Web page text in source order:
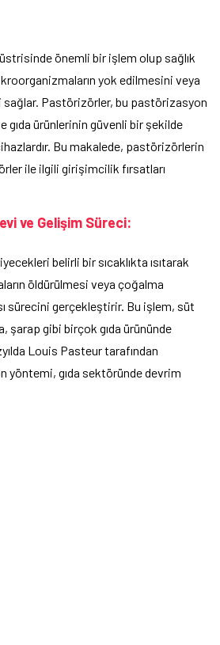
önemli bir işlem olup sağlık
yok edilmesini veya
Pastörizörler, bu pastörizasyon
gıda ürünlerinin güvenli bir şekilde
Bu makalede, pastörizörlerin
ile ilgili girişimcilik fırsatları
ve Gelişim Süreci:
belirli bir sıcaklıkta ısıtarak
öldürülmesi veya çoğalma
sürecini gerçekleştirir. Bu işlem, süt
şarap gibi birçok gıda ürününde
Louis Pasteur tarafından
yöntemi, gıda sektöründe devrim